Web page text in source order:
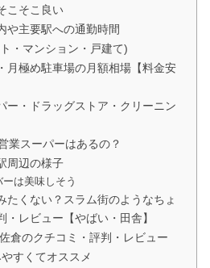
こそこ良い
や主要駅への通勤時間
・マンション・戸建て)
月極め駐車場の月額相場【料金安
ー・ドラッグストア・クリーニン
業スーパーはあるの？
周辺の様子
は美味しそう
たくない？スラム街のようなちょ
・レビュー【やばい・田舎】
倉のクチコミ・評判・レビュー
すくてオススメ